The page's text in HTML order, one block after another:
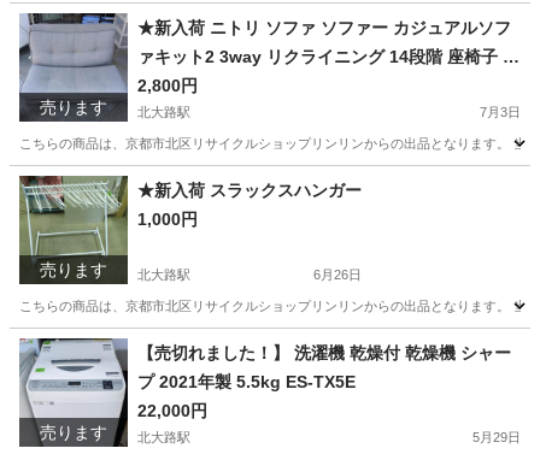
京都 京都市 北大路駅 家具
売ります
★新入荷 ニトリ ソファ ソファー カジュアルソフ
ァキット2 3way リクライニング 14段階 座椅子 ベ
ッド ベット
2,800円
北大路駅 7月3日
こちらの商品は、京都市北区リサイクルショップリンリンからの出品となります。
京都 京都市 北大路駅 ソファ ベット
売ります
★新入荷 スラックスハンガー
1,000円
北大路駅 6月26日
こちらの商品は、京都市北区リサイクルショップリンリンからの出品となります。
京都 京都市 北大路駅 家具
売ります
【売切れました！】 洗濯機 乾燥付 乾燥機 シャー
プ 2021年製 5.5kg ES-TX5E
22,000円
北大路駅 5月29日